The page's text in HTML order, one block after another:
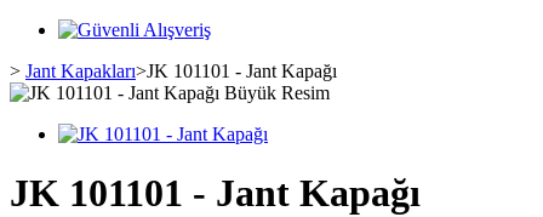
> Jant Kapakları>JK 101101 - Jant Kapağı
Büyük Resim
JK 101101 - Jant Kapağı